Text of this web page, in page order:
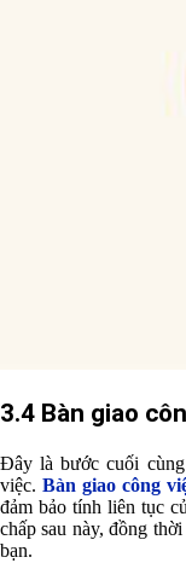
3.4 Bàn giao
Đây là bước cuối
việc. Bàn giao công
đảm bảo tính liên tục
chấp sau này, đồng
bạn.